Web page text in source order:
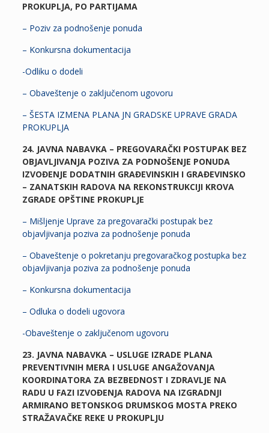
PROKUPLJA, PO PARTIJAMA
– Poziv za podnošenje ponuda
– Konkursna dokumentacija
-Odliku o dodeli
– Obaveštenje o zaključenom ugovoru
– ŠESTA IZMENA PLANA JN GRADSKE UPRAVE GRADA
PROKUPLJA
24. JAVNA NABAVKA – PREGOVARAČKI POSTUPAK BEZ
OBJAVLJIVANJA POZIVA ZA PODNOŠENJE PONUDA
IZVOĐENJE DODATNIH GRAĐEVINSKIH I GRAĐEVINSKO
– ZANATSKIH RADOVA NA REKONSTRUKCIJI KROVA
ZGRADE OPŠTINE PROKUPLJE
– Mišljenje Uprave za pregovarački postupak bez
objavljivanja poziva za podnošenje ponuda
– Obaveštenje o pokretanju pregovaračkog postupka bez
objavljivanja poziva za podnošenje ponuda
– Konkursna dokumentacija
– Odluka o dodeli ugovora
-Obaveštenje o zaključenom ugovoru
23. JAVNA NABAVKA – USLUGE IZRADE PLANA
PREVENTIVNIH MERA I USLUGE ANGAŽOVANJA
KOORDINATORA ZA BEZBEDNOST I ZDRAVLJE NA
RADU U FAZI IZVOĐENJA RADOVA NA IZGRADNJI
ARMIRANO BETONSKOG DRUMSKOG MOSTA PREKO
STRAŽAVAČKE REKE U PROKUPLJU